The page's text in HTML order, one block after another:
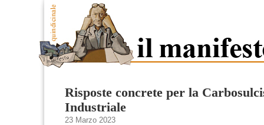
Risposte concrete per la
Industriale
23 Marzo 2023